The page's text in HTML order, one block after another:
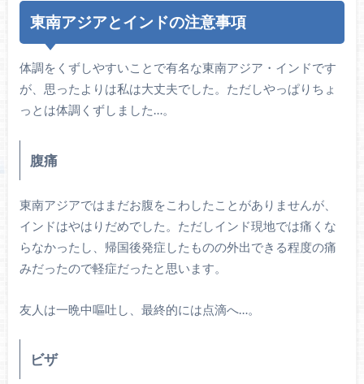
東南アジアとインドの注意事項
体調をくずしやすいことで有名な東南アジア・インドです
が、思ったよりは私は大丈夫でした。ただしやっぱりちょ
っとは体調くずしました…。
腹痛
東南アジアではまだお腹をこわしたことがありませんが、
インドはやはりだめでした。ただしインド現地では痛くな
らなかったし、帰国後発症したものの外出できる程度の痛
みだったので軽症だったと思います。
友人は一晩中嘔吐し、最終的には点滴へ…。
ビザ